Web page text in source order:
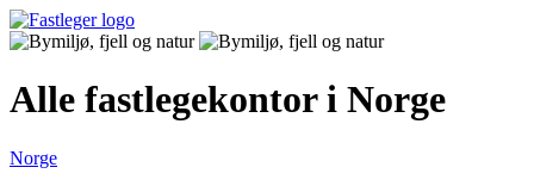
Alle fastlegekontor i Norge
Norge